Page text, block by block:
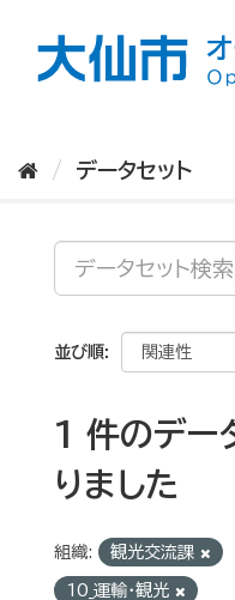
データセット
並び順
1 件のデー
りました
組織: 観光交流課
10_運輸・観光